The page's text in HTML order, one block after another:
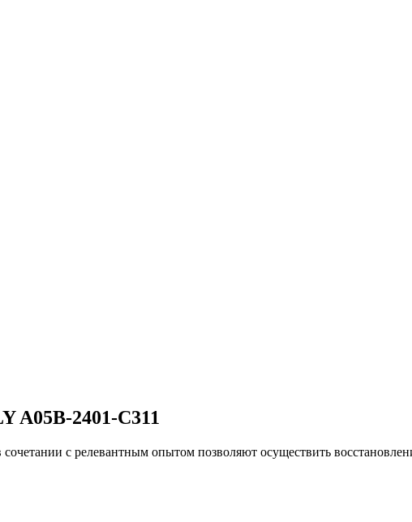
A05B-2401-C311
с релевантным опытом позволяют осуществить